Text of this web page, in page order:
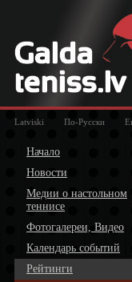
Latviski По-Русски
Начало
Новости
Медии о настольном
теннисе
Фотогалереи, Видео
Календарь событий
Рейтинги